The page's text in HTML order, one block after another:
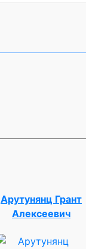
Арутунянц Грант
Алексеевич